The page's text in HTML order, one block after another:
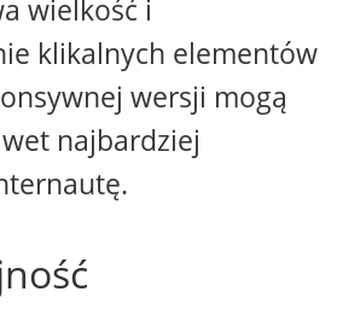
wielkość i
klikalnych elementów
wersji mogą
najbardziej